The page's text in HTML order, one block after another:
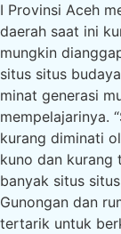
I Provinsi Aceh
daerah saat ini
mungkin
situs situs
minat generasi
mempelajarinya.
kurang diminati
kuno dan kurang
banyak situs
Gunongan dan
tertarik untuk